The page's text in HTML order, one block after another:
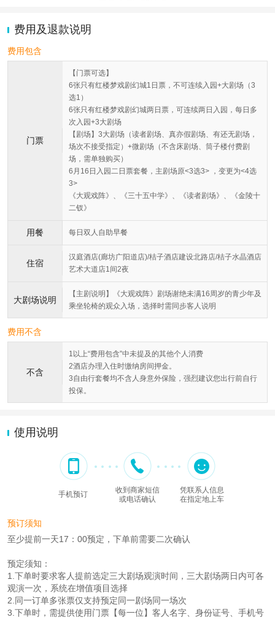
费用及退款说明
费用包含
门票
【门票可选】
6张只有红楼梦戏剧幻城1日票，不可连续入园+大剧场（3
选1）
6张只有红楼梦戏剧幻城两日票，可连续两日入园，每日多
次入园+3大剧场
【剧场】3大剧场（读者剧场、真亦假剧场、有还无剧场，
场次不接受指定）+微剧场（不含床剧场、筒子楼付费剧
场，需单独购买）
6月16日入园二日票套餐，主剧场原<3选3> ，变更为<4选
3>
《大观戏阵》、《三十五中学》、《读者剧场》、《金陵十
二钗》
用餐 每日双人自助早餐
住宿
汉庭酒店(廊坊广阳道店)/桔子酒店建设北路店/桔子水晶酒店
艺术大道店1间2夜
大剧场说明
【主剧说明】《大观戏阵》剧场谢绝未满16周岁的青少年及
乘坐轮椅的观众入场，选择时需同步客人说明
费用不含
不含
1以上“费用包含”中未提及的其他个人消费
2酒店办理入住时缴纳房间押金。
3自由行套餐均不含人身意外保险，强烈建议您出行前自行
投保。
使用说明
手机预订
收到商家短信
或电话确认
凭联系人信息
在指定地上车
预订须知
至少提前一天17：00预定，下单前需要二次确认
预定须知：
1.下单时要求客人提前选定三大剧场观演时间，三大剧场两日内可各
观演一次，系统在增值项目选择
2.同一订单多张票仅支持预定同一剧场同一场次
3.下单时，需提供使用门票【每一位】客人名字、身份证号、手机号